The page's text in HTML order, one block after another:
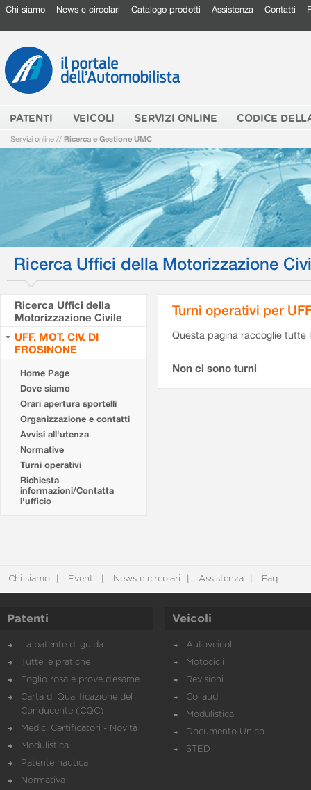
Chi siamo News e circolari Catalogo prodotti Assistenza Contatti
PATENTI VEICOLI SERVIZI ONLINE CODICE
Servizi online // Ricerca e Gestione UMC
Ricerca Uffici della Motorizzazione
Ricerca Uffici della
Motorizzazione Civile
UFF. MOT. CIV. DI
FROSINONE
Home Page
Dove siamo
Orari apertura sportelli
Organizzazione e contatti
Avvisi all'utenza
Normative
Turni operativi
Richiesta
informazioni/Contatta
l'ufficio
Turni operativi per
Questa pagina raccoglie tutte
Non ci sono turni
Chi siamo Eventi News e circolari Assistenza Faq
Patenti
La patente di guida
Tutte le pratiche
Foglio rosa e prove d’esame
Carta di Qualificazione del
Conducente (CQC)
Medici Certificatori - Novità
Modulistica
Patente nautica
Normativa
Veicoli
Autoveicoli
Motocicli
Revisioni
Collaudi
Modulistica
Documento Unico
STED